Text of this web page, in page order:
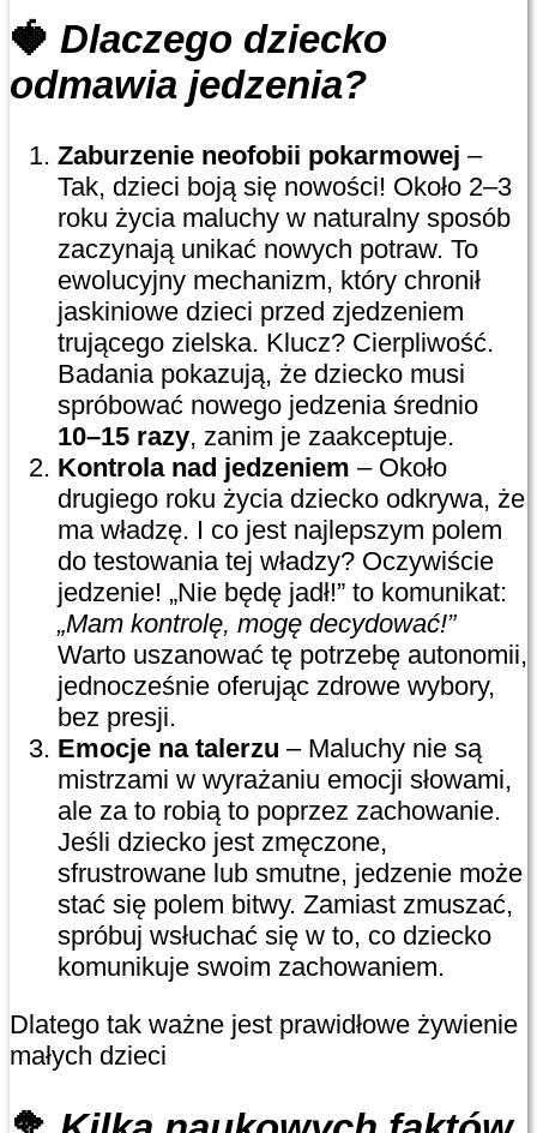
🍓 Dlaczego dziecko
odmawia jedzenia?
Zaburzenie neofobii pokarmowej –
Tak, dzieci boją się nowości! Około 2–3
roku życia maluchy w naturalny sposób
zaczynają unikać nowych potraw. To
ewolucyjny mechanizm, który chronił
jaskiniowe dzieci przed zjedzeniem
trującego zielska. Klucz? Cierpliwość.
Badania pokazują, że dziecko musi
spróbować nowego jedzenia średnio
10–15 razy, zanim je zaakceptuje.
Kontrola nad jedzeniem – Około
drugiego roku życia dziecko odkrywa, że
ma władzę. I co jest najlepszym polem
do testowania tej władzy? Oczywiście
jedzenie! „Nie będę jadł!” to komunikat:
„Mam kontrolę, mogę decydować!”
Warto uszanować tę potrzebę autonomii,
jednocześnie oferując zdrowe wybory,
bez presji.
Emocje na talerzu – Maluchy nie są
mistrzami w wyrażaniu emocji słowami,
ale za to robią to poprzez zachowanie.
Jeśli dziecko jest zmęczone,
sfrustrowane lub smutne, jedzenie może
stać się polem bitwy. Zamiast zmuszać,
spróbuj wsłuchać się w to, co dziecko
komunikuje swoim zachowaniem.
Dlatego tak ważne jest prawidłowe żywienie
małych dzieci